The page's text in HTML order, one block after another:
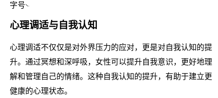
字号
心理调适与自我认知
心理调适不仅仅是对外界压力的应对，更是对自我认知的提
升。通过冥想和深呼吸，女性可以提升自我意识，更好地理
解和管理自己的情绪。这种自我认知的提升，有助于建立更
健康的心理状态。